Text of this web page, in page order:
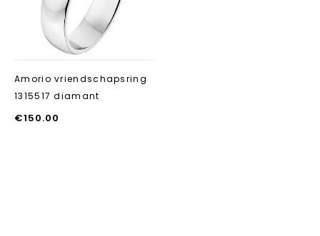
Amorio vriendschapsring
1315517 diamant
€150.00